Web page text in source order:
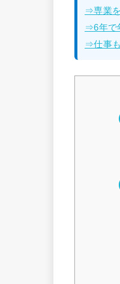
⇒専業
⇒6年で
⇒仕事